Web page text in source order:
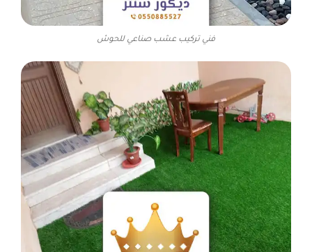
فني تركيب عشب صناعي للحوش